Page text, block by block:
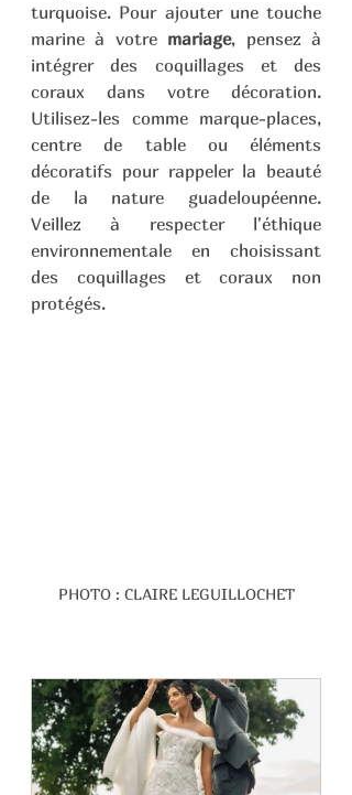
turquoise. Pour ajouter une touche
marine à votre mariage, pensez à
intégrer des coquillages et des
coraux dans votre décoration.
Utilisez-les comme marque-places,
centre de table ou éléments
décoratifs pour rappeler la beauté
de la nature guadeloupéenne.
Veillez à respecter l'éthique
environnementale en choisissant
des coquillages et coraux non
protégés.
PHOTO : CLAIRE LEGUILLOCHET